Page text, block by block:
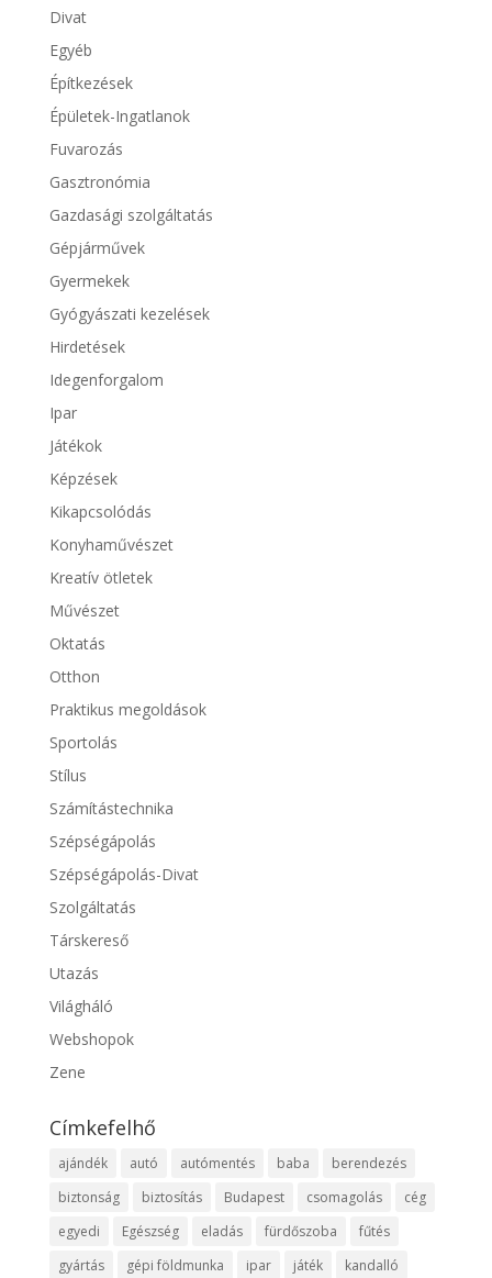
Divat
Egyéb
Építkezések
Épületek-Ingatlanok
Fuvarozás
Gasztronómia
Gazdasági szolgáltatás
Gépjárművek
Gyermekek
Gyógyászati kezelések
Hirdetések
Idegenforgalom
Ipar
Játékok
Képzések
Kikapcsolódás
Konyhaművészet
Kreatív ötletek
Művészet
Oktatás
Otthon
Praktikus megoldások
Sportolás
Stílus
Számítástechnika
Szépségápolás
Szépségápolás-Divat
Szolgáltatás
Társkereső
Utazás
Világháló
Webshopok
Zene
Címkefelhő
ajándék autó autómentés baba
berendezés
biztonság
biztosítás Budapest csomagolás
cég
egyedi
Egészség eladás fürdőszoba
fűtés
gyártás
gépi földmunka ipar játék kandalló